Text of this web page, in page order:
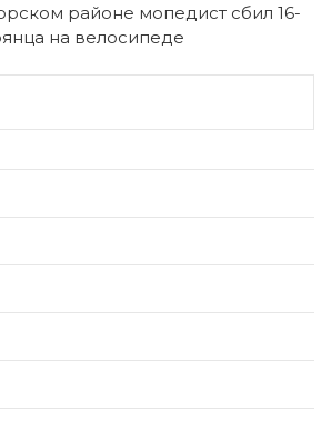
районе мопедист сбил 16-
на велосипеде